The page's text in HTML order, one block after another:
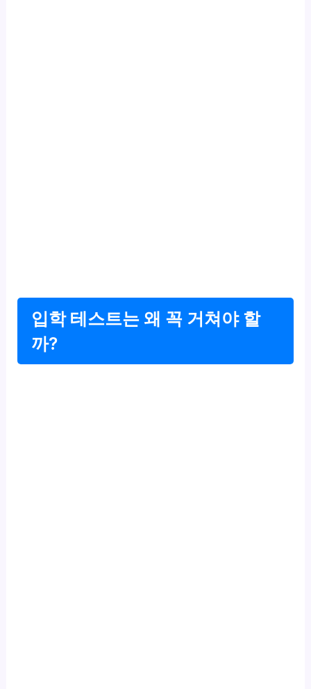
입학 테스트는 왜 꼭 거쳐야 할
까?